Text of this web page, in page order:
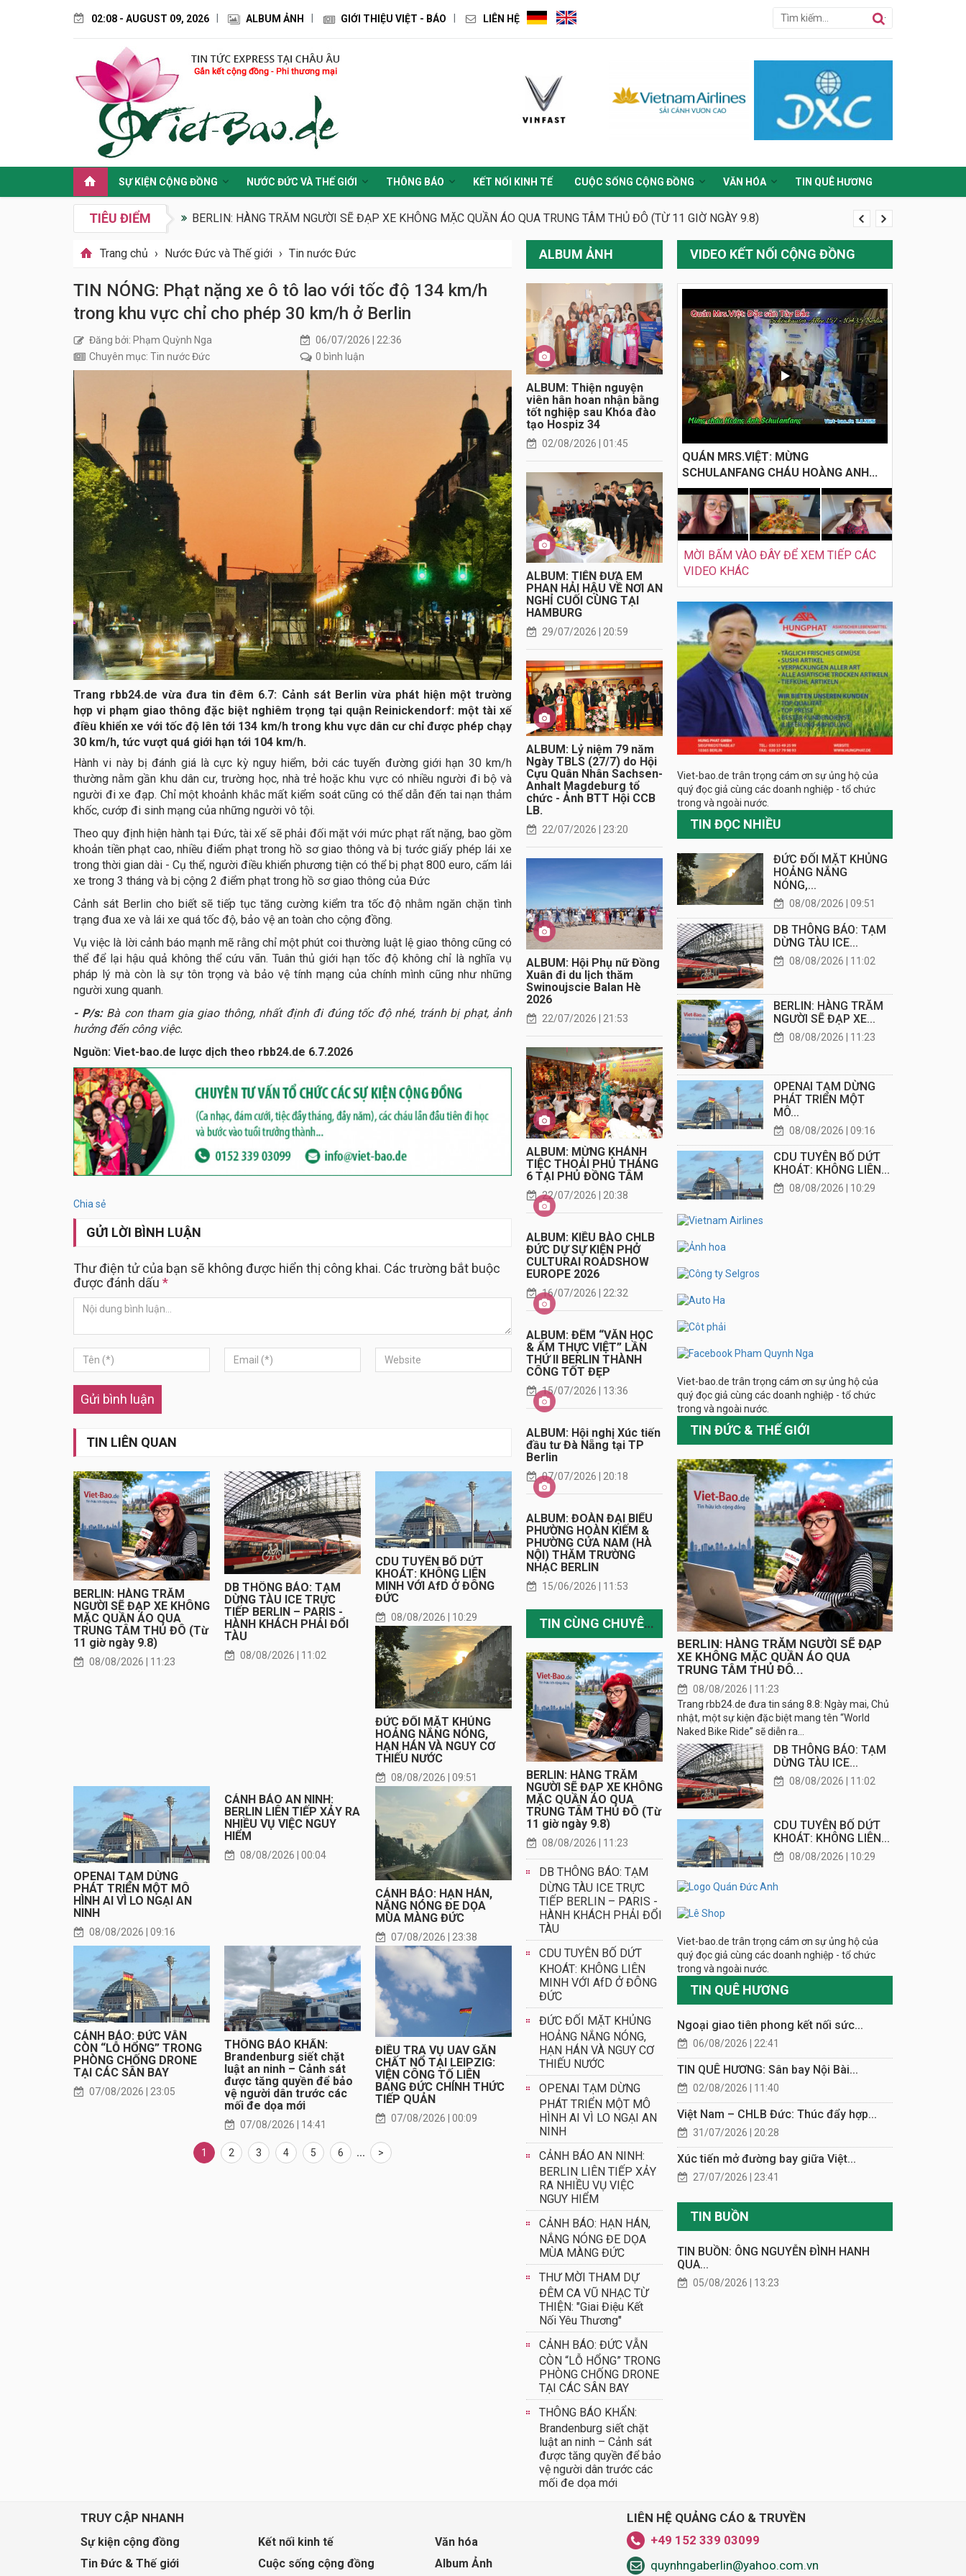
02:08 - AUGUST 09, 2026 ALBUM ẢNH GIỚI THIỆU VIỆT - BÁO LIÊN HỆ
SỰ KIỆN CỘNG ĐỒNG NƯỚC ĐỨC VÀ THẾ GIỚI THÔNG BÁO KẾT NỐI KINH TẾ CUỘC SỐNG CỘNG ĐỒNG VĂN HÓA TIN QUÊ HƯƠNG
TIÊU ĐIỂM BERLIN: HÀNG TRĂM NGƯỜI SẼ ĐẠP XE KHÔNG MẶC QUẦN ÁO QUA TRUNG TÂM THỦ ĐÔ (TỪ 11 GIỜ NGÀY 9.8)
Trang chủ › Nước Đức và Thế giới › Tin nước Đức
TIN NÓNG: Phạt nặng xe ô tô lao với tốc độ 134 km/h
trong khu vực chỉ cho phép 30 km/h ở Berlin
Đăng bởi: Phạm Quỳnh Nga
06/07/2026 | 22:36
Chuyên mục: Tin nước Đức
0 bình luận
Trang rbb24.de vừa đưa tin đêm 6.7: Cảnh sát Berlin vừa phát hiện một trường
hợp vi phạm giao thông đặc biệt nghiêm trọng tại quận Reinickendorf: một tài xế
điều khiển xe với tốc độ lên tới 134 km/h trong khu vực dân cư chỉ được phép chạy
30 km/h, tức vượt quá giới hạn tới 104 km/h.
Hành vi này bị đánh giá là cực kỳ nguy hiểm, bởi các tuyến đường giới hạn 30 km/h
thường nằm gần khu dân cư, trường học, nhà trẻ hoặc khu vực có nhiều người đi bộ và
người đi xe đạp. Chỉ một khoảnh khắc mất kiểm soát cũng có thể dẫn đến tai nạn thảm
khốc, cướp đi sinh mạng của những người vô tội.
Theo quy định hiện hành tại Đức, tài xế sẽ phải đối mặt với mức phạt rất nặng, bao gồm
khoản tiền phạt cao, nhiều điểm phạt trong hồ sơ giao thông và bị tước giấy phép lái xe
trong thời gian dài - Cụ thể, người điều khiển phương tiện có thể bị phạt 800 euro, cấm lái
xe trong 3 tháng và bị cộng 2 điểm phạt trong hồ sơ giao thông của Đức
Cảnh sát Berlin cho biết sẽ tiếp tục tăng cường kiểm tra tốc độ nhằm ngăn chặn tình
trạng đua xe và lái xe quá tốc độ, bảo vệ an toàn cho cộng đồng.
Vụ việc là lời cảnh báo mạnh mẽ rằng chỉ một phút coi thường luật lệ giao thông cũng có
thể để lại hậu quả không thể cứu vãn. Tuân thủ giới hạn tốc độ không chỉ là nghĩa vụ
pháp lý mà còn là sự tôn trọng và bảo vệ tính mạng của chính mình cũng như những
người xung quanh.
- P/s: Bà con tham gia giao thông, nhất định đi đúng tốc độ nhé, tránh bị phạt, ảnh
hưởng đến công việc.
Nguồn: Viet-bao.de lược dịch theo rbb24.de 6.7.2026
Chia sẻ
GỬI LỜI BÌNH LUẬN
Thư điện tử của bạn sẽ không được hiển thị công khai. Các trường bắt buộc
được đánh dấu *
Gửi bình luận
TIN LIÊN QUAN
BERLIN: HÀNG TRĂM
NGƯỜI SẼ ĐẠP XE KHÔNG
MẶC QUẦN ÁO QUA
TRUNG TÂM THỦ ĐÔ (Từ
11 giờ ngày 9.8)
08/08/2026 | 11:23
DB THÔNG BÁO: TẠM
DỪNG TÀU ICE TRỰC
TIẾP BERLIN – PARIS -
HÀNH KHÁCH PHẢI ĐỔI
TÀU
08/08/2026 | 11:02
CDU TUYÊN BỐ DỨT
KHOÁT: KHÔNG LIÊN
MINH VỚI AfD Ở ĐÔNG
ĐỨC
08/08/2026 | 10:29
ĐỨC ĐỐI MẶT KHỦNG
HOẢNG NẮNG NÓNG,
HẠN HÁN VÀ NGUY CƠ
THIẾU NƯỚC
08/08/2026 | 09:51
OPENAI TẠM DỪNG
PHÁT TRIỂN MỘT MÔ
HÌNH AI VÌ LO NGẠI AN
NINH
08/08/2026 | 09:16
CẢNH BÁO AN NINH:
BERLIN LIÊN TIẾP XẢY RA
NHIỀU VỤ VIỆC NGUY
HIỂM
08/08/2026 | 00:04
CẢNH BÁO: HẠN HÁN,
NẮNG NÓNG ĐE DỌA
MÙA MÀNG ĐỨC
07/08/2026 | 23:38
CẢNH BÁO: ĐỨC VẪN
CÒN “LỖ HỔNG” TRONG
PHÒNG CHỐNG DRONE
TẠI CÁC SÂN BAY
07/08/2026 | 23:05
THÔNG BÁO KHẨN:
Brandenburg siết chặt
luật an ninh – Cảnh sát
được tăng quyền để bảo
vệ người dân trước các
mối đe dọa mới
07/08/2026 | 14:41
ĐIỀU TRA VỤ UAV GẮN
CHẤT NỔ TẠI LEIPZIG:
VIỆN CÔNG TỐ LIÊN
BANG ĐỨC CHÍNH THỨC
TIẾP QUẢN
07/08/2026 | 00:09
1 2 3 4 5 6 ... >
ALBUM ẢNH
ALBUM: Thiện nguyện
viên hân hoan nhận bằng
tốt nghiệp sau Khóa đào
tạo Hospiz 34
02/08/2026 | 01:45
ALBUM: TIỄN ĐƯA EM
PHAN HẢI HẬU VỀ NƠI AN
NGHỈ CUỐI CÙNG TẠI
HAMBURG
29/07/2026 | 20:59
ALBUM: Lỷ niệm 79 năm
Ngày TBLS (27/7) do Hội
Cựu Quân Nhân Sachsen-
Anhalt Magdeburg tổ
chức - Ảnh BTT Hội CCB
LB.
22/07/2026 | 23:20
ALBUM: Hội Phụ nữ Đồng
Xuân đi du lịch thăm
Swinoujscie Balan Hè
2026
22/07/2026 | 21:53
ALBUM: MỪNG KHÁNH
TIỆC THOẢI PHỦ THÁNG
6 TẠI PHỦ ĐỒNG TÂM
22/07/2026 | 20:38
ALBUM: KIỀU BÀO CHLB
ĐỨC DỰ SỰ KIỆN PHỞ
CULTURAI ROADSHOW
EUROPE 2026
16/07/2026 | 22:32
ALBUM: ĐÊM “VĂN HỌC
& ẨM THỰC VIỆT” LẦN
THỨ II BERLIN THÀNH
CÔNG TỐT ĐẸP
15/07/2026 | 13:36
ALBUM: Hội nghị Xúc tiến
đầu tư Đà Nẵng tại TP
Berlin
07/07/2026 | 20:18
ALBUM: ĐOÀN ĐẠI BIỂU
PHƯỜNG HOÀN KIẾM &
PHƯỜNG CỬA NAM (HÀ
NỘI) THĂM TRƯỜNG
NHẠC BERLIN
15/06/2026 | 11:53
TIN CÙNG CHUYÊN MỤC
BERLIN: HÀNG TRĂM
NGƯỜI SẼ ĐẠP XE KHÔNG
MẶC QUẦN ÁO QUA
TRUNG TÂM THỦ ĐÔ (Từ
11 giờ ngày 9.8)
08/08/2026 | 11:23
DB THÔNG BÁO: TẠM
DỪNG TÀU ICE TRỰC
TIẾP BERLIN – PARIS -
HÀNH KHÁCH PHẢI ĐỔI
TÀU
CDU TUYÊN BỐ DỨT
KHOÁT: KHÔNG LIÊN
MINH VỚI AfD Ở ĐÔNG
ĐỨC
ĐỨC ĐỐI MẶT KHỦNG
HOẢNG NẮNG NÓNG,
HẠN HÁN VÀ NGUY CƠ
THIẾU NƯỚC
OPENAI TẠM DỪNG
PHÁT TRIỂN MỘT MÔ
HÌNH AI VÌ LO NGẠI AN
NINH
CẢNH BÁO AN NINH:
BERLIN LIÊN TIẾP XẢY
RA NHIỀU VỤ VIỆC
NGUY HIỂM
CẢNH BÁO: HẠN HÁN,
NẮNG NÓNG ĐE DỌA
MÙA MÀNG ĐỨC
THƯ MỜI THAM DỰ
ĐÊM CA VŨ NHẠC TỪ
THIỆN: "Giai Điệu Kết
Nối Yêu Thương"
CẢNH BÁO: ĐỨC VẪN
CÒN “LỖ HỔNG” TRONG
PHÒNG CHỐNG DRONE
TẠI CÁC SÂN BAY
THÔNG BÁO KHẨN:
Brandenburg siết chặt
luật an ninh – Cảnh sát
được tăng quyền để bảo
vệ người dân trước các
mối đe dọa mới
VIDEO KẾT NỐI CỘNG ĐỒNG
QUÁN MRS.VIỆT: MỪNG
SCHULANFANG CHÁU HOÀNG ANH...
MỜI BẤM VÀO ĐÂY ĐỂ XEM TIẾP CÁC
VIDEO KHÁC
Viet-bao.de trân trọng cám ơn sự ủng hộ của
quý đọc giả cùng các doanh nghiệp - tổ chức
trong và ngoài nước.
TIN ĐỌC NHIỀU
ĐỨC ĐỐI MẶT KHỦNG
HOẢNG NẮNG
NÓNG,...
08/08/2026 | 09:51
DB THÔNG BÁO: TẠM
DỪNG TÀU ICE...
08/08/2026 | 11:02
BERLIN: HÀNG TRĂM
NGƯỜI SẼ ĐẠP XE...
08/08/2026 | 11:23
OPENAI TẠM DỪNG
PHÁT TRIỂN MỘT
MÔ...
08/08/2026 | 09:16
CDU TUYÊN BỐ DỨT
KHOÁT: KHÔNG LIÊN...
08/08/2026 | 10:29
Viet-bao.de trân trọng cám ơn sự ủng hộ của
quý đọc giả cùng các doanh nghiệp - tổ chức
trong và ngoài nước.
TIN ĐỨC & THẾ GIỚI
BERLIN: HÀNG TRĂM NGƯỜI SẼ ĐẠP
XE KHÔNG MẶC QUẦN ÁO QUA
TRUNG TÂM THỦ ĐÔ...
08/08/2026 | 11:23
Trang rbb24.de đưa tin sáng 8.8: Ngày mai, Chủ
nhật, một sự kiện đặc biệt mang tên “World
Naked Bike Ride” sẽ diễn ra...
DB THÔNG BÁO: TẠM
DỪNG TÀU ICE...
08/08/2026 | 11:02
CDU TUYÊN BỐ DỨT
KHOÁT: KHÔNG LIÊN...
08/08/2026 | 10:29
Viet-bao.de trân trọng cám ơn sự ủng hộ của
quý đọc giả cùng các doanh nghiệp - tổ chức
trong và ngoài nước.
TIN QUÊ HƯƠNG
Ngoại giao tiên phong kết nối sức...
06/08/2026 | 22:41
TIN QUÊ HƯƠNG: Sân bay Nội Bài...
02/08/2026 | 11:40
Việt Nam – CHLB Đức: Thúc đẩy hợp...
31/07/2026 | 20:28
Xúc tiến mở đường bay giữa Việt...
27/07/2026 | 23:41
TIN BUỒN
TIN BUỒN: ÔNG NGUYỄN ĐÌNH HANH
QUA...
05/08/2026 | 13:23
TRUY CẬP NHANH
Sự kiện cộng đồng Kết nối kinh tế
Văn hóa
Tin Đức & Thế giới
Cuộc sống cộng đồng Album Ảnh
LIÊN HỆ QUẢNG CÁO & TRUYỀN
+49 152 339 03099
quynhngaberlin@yahoo.com.vn